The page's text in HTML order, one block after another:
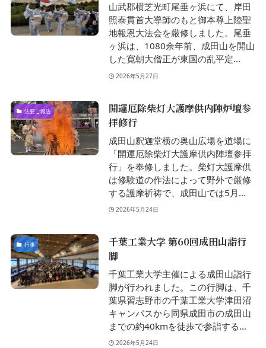
山武郡横芝光町尾垂ヶ浜にて、岸田
照泰貫首大導師のもと御本尊上陸聖
地報恩大法会を厳修しました。尾垂
ヶ浜は、1080余年前、成田山を開山
した寛朝大僧正が東国の乱平定...
2026年5月27日
法要ご報告
開運厄除柴灯大護摩供内陣炉壇参
拝修行
成田山釈迦堂横の奥山広場を道場に
「開運厄除柴灯大護摩供内陣壇参拝
行」を奉修しました。柴灯大護摩供
は修験道の作法によって野外で厳修
する護摩祈祷で、成田山では5月...
2026年5月24日
行事
千葉工業大学 第60回成田山詣行
脚
千葉工業大学主催による成田山詣行
脚が行われました。この行脚は、千
葉県習志野市の千葉工業大学津田沼
キャンパスから同県成田市の成田山
までの約40kmを徒歩で参詣する...
2026年5月24日